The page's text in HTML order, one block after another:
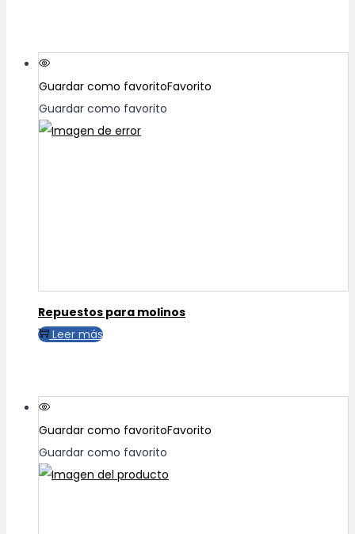
Guardar como favoritoFavorito
Guardar como favorito
Repuestos para molinos
Leer más
Guardar como favoritoFavorito
Guardar como favorito